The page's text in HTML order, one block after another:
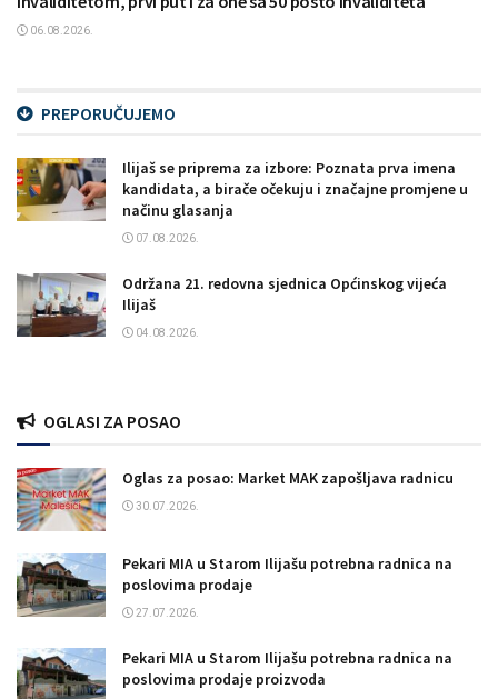
06.08.2026.
PREPORUČUJEMO
Ilijaš se priprema za izbore: Poznata prva imena
kandidata, a birače očekuju i značajne promjene u
načinu glasanja
07.08.2026.
Održana 21. redovna sjednica Općinskog vijeća
Ilijaš
04.08.2026.
OGLASI ZA POSAO
Oglas za posao: Market MAK zapošljava radnicu
30.07.2026.
Pekari MIA u Starom Ilijašu potrebna radnica na
poslovima prodaje
27.07.2026.
Pekari MIA u Starom Ilijašu potrebna radnica na
poslovima prodaje proizvoda